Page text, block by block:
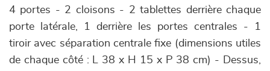
4 portes - 2 cloisons - 2 tablettes derrière chaque
porte latérale, 1 derrière les portes centrales - 1
tiroir avec séparation centrale fixe (dimensions utiles
de chaque côté : L 38 x H 15 x P 38 cm) - Dessus,